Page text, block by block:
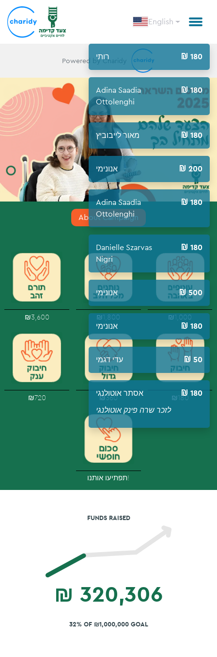
English
Powered by Charidy
רותי 180
Adina Saadia
Ottolenghi
180
מאור לייבוביץ 180
אנונימי 200
Adina Saadia
Ottolenghi
180
Danielle Szarvas
Nigri
180
אנונימי 500
אנונימי 180
עדי דגמי 50
אסתר אוטולנגי 180
לזכר שרה פינק אוטולנגי
About Campaign
₪3,600 ₪1,800 ₪1,000
₪720 ₪360 ₪180
תפתיעו אותנו!
FUNDS RAISED
₪ 320,306
32% OF ₪1,000,000 GOAL